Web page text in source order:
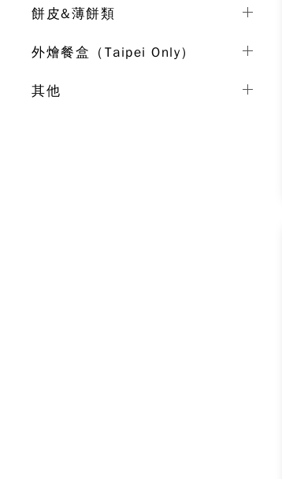
餅皮&薄餅類
外燴餐盒（Taipei Only）
其他